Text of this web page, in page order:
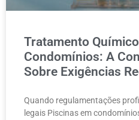
Tratamento
Condomínios: A
Sobre Exigências
Quando regulamentações
legais Piscinas em